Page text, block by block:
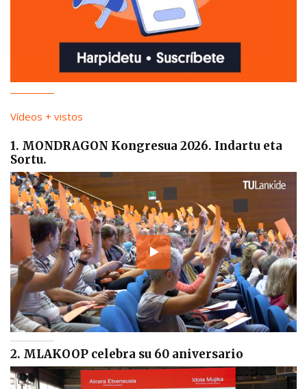
Vídeos + vistos
1. MONDRAGON Kongresua 2026. Indartu eta
Sortu.
2. MLAKOOP celebra su 60 aniversario